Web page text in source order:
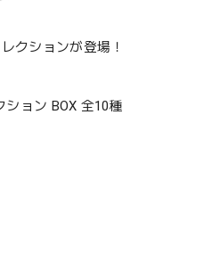
クションが登場！
ョン BOX 全10種